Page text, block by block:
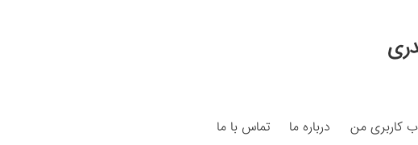
کاربری من درباره ما تماس با ما